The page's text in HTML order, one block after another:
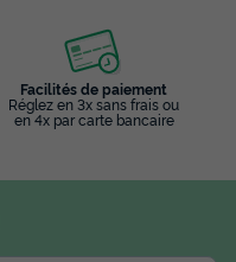
Facilités de paiement
Réglez en 3x sans frais ou
en 4x par carte bancaire